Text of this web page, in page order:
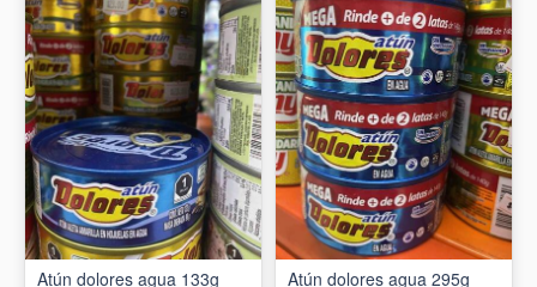
Atún dolores agua 133g Atún dolores agua 295g